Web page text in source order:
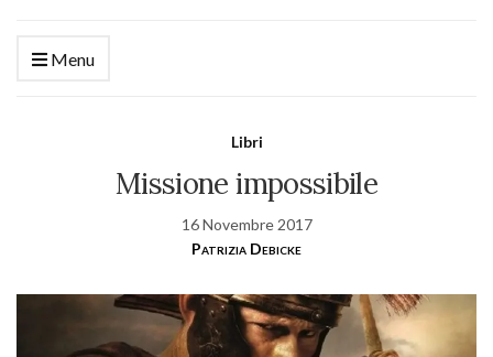
Menu
Libri
Missione impossibile
16 Novembre 2017
Patrizia Debicke